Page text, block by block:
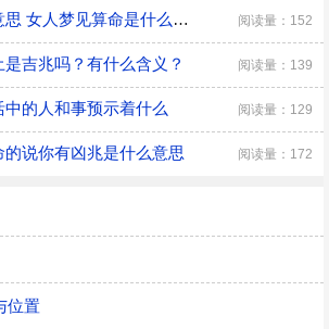
梦见算八字是什么意思 女人梦见算命是什么预兆 阅读量：152
吉兆吗？有什么含义？ 阅读量：139
的人和事预示着什么 阅读量：129
说你有凶兆是什么意思 阅读量：172
位置